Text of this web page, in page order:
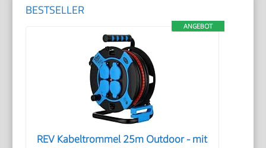
BESTSELLER
ANGEBOT
REV Kabeltrommel 25m Outdoor - mit